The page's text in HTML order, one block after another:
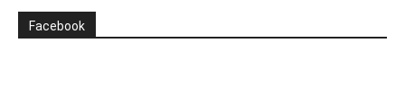
Facebook